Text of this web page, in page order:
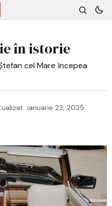
în istorie
cel Mare începea
ianuarie 23, 2025